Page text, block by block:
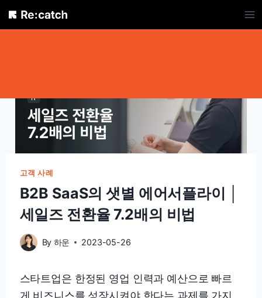
Skip
고객 사례
B2B SaaS의 샛별 에어서플라이 │
세일즈 전환율 7.2배의 비법
By 하운 2023-05-26
스타트업은 한정된 영업 인력과 예산으로 빠르
게 비즈니스를 성장시켜야 한다는 과제를 가지